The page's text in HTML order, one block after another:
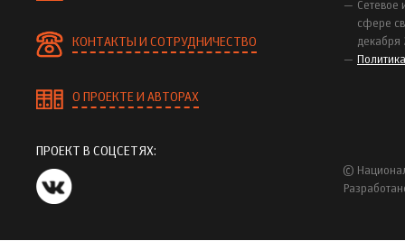
КОНТАКТЫ И СОТРУДНИЧЕСТВО
О ПРОЕКТЕ И АВТОРАХ
Сетевое
сфере
декабря
ПРОЕКТ В СОЦСЕТЯХ:
©